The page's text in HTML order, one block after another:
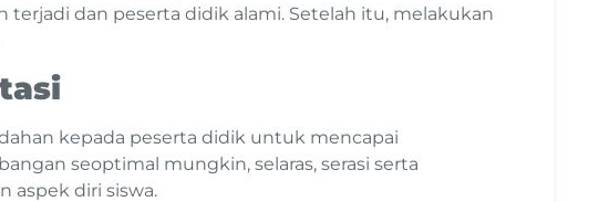
terjadi dan peserta didik alami. Setelah itu, melakukan
kepada peserta didik untuk mencapai
seoptimal mungkin, selaras, serasi serta
aspek diri siswa.